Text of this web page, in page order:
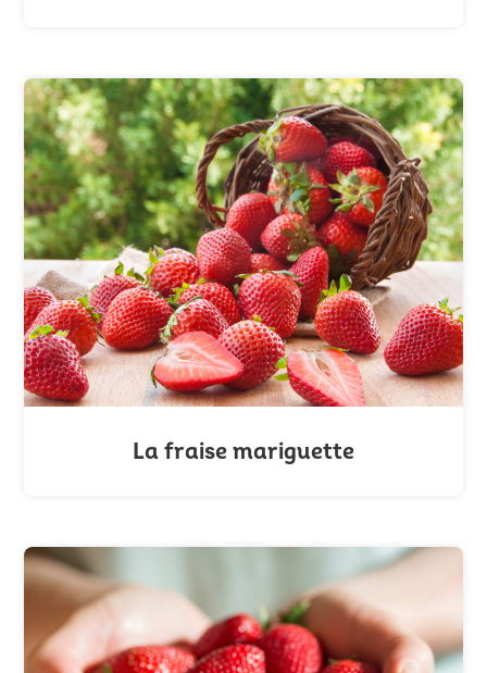
La fraise mariguette